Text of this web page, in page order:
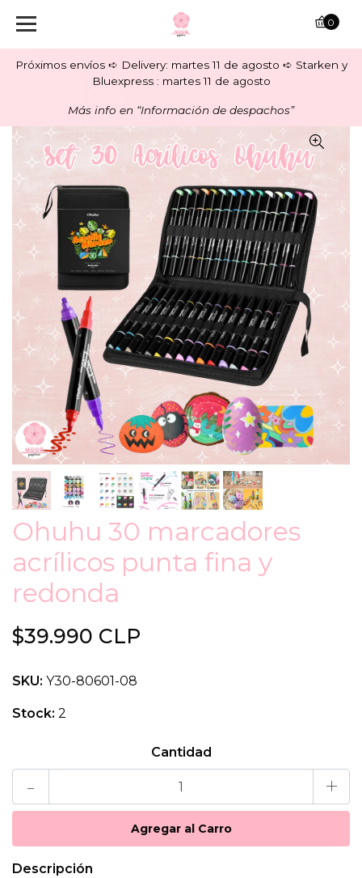
Próximos envíos ➪ Delivery: martes 11 de agosto ➪ Starken y
Bluexpress : martes 11 de agosto
Más info en “Información de despachos”
0
Ohuhu 30 marcadores
acrílicos punta fina y
redonda
$39.990 CLP
SKU: Y30-80601-08
Stock: 2
Cantidad
- +
Descripción